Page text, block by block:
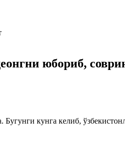
юбориб,
кунга келиб,